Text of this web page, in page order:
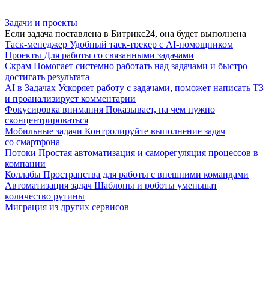
Задачи и проекты
Если задача поставлена в Битрикс24, она будет выполнена
Таск-менеджер Удобный таск-трекер с AI-помощником
Проекты Для работы со связанными задачами
Скрам Помогает системно работать над задачами и быстро
достигать результата
AI в Задачах Ускоряет работу с задачами, поможет написать ТЗ
и проанализирует комментарии
Фокусировка внимания Показывает, на чем нужно
сконцентрироваться
Мобильные задачи Контролируйте выполнение задач
со смартфона
Потоки Простая автоматизация и саморегуляция процессов в
компании
Коллабы Пространства для работы с внешними командами
Автоматизация задач Шаблоны и роботы уменьшат
количество рутины
Миграция из других сервисов